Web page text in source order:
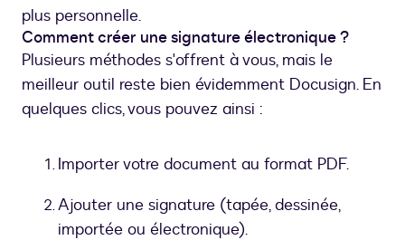
plus personnelle.
Comment créer une signature électronique ?
Plusieurs méthodes s'offrent à vous, mais le
meilleur outil reste bien évidemment Docusign. En
quelques clics, vous pouvez ainsi :
Importer votre document au format PDF.
Ajouter une signature (tapée, dessinée,
importée ou électronique).